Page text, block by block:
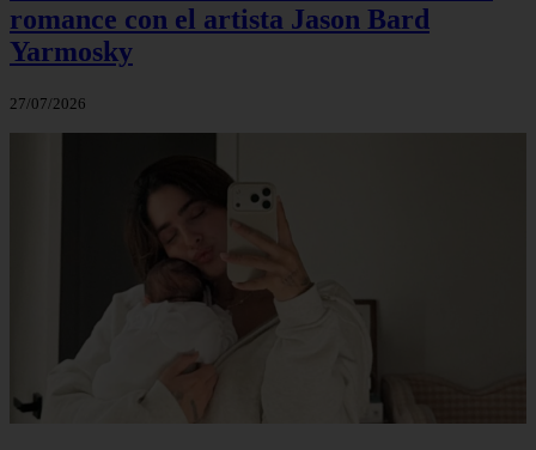
romance con el artista Jason Bard
Yarmosky
27/07/2026